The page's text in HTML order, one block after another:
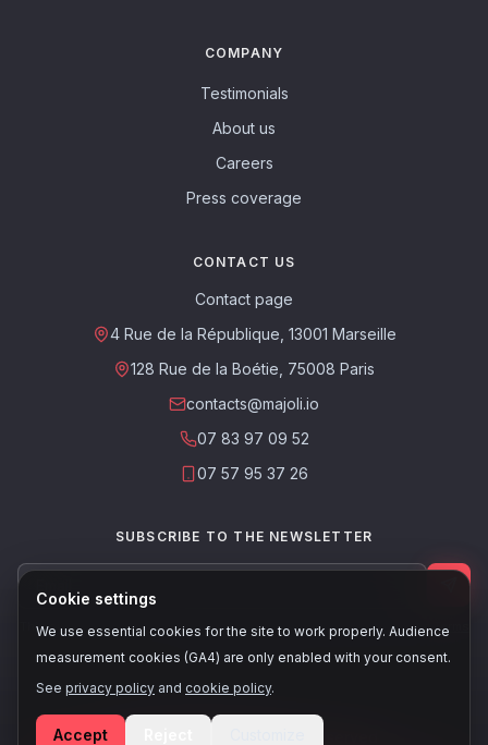
Cookie settings
We use essential cookies for the site to work properly. Audience
measurement cookies (GA4) are only enabled with your consent.
See privacy policy and cookie policy.
Accept
COMPANY
Testimonials
About us
Careers
Press coverage
CONTACT US
Contact page
4 Rue de la République, 13001 Marseille
128 Rue de la Boétie, 75008 Paris
contacts@majoli.io
07 83 97 09 52
07 57 95 37 26
SUBSCRIBE TO THE NEWSLETTER
This site is protected by reCAPTCHA. The Google Privacy Policy and Terms